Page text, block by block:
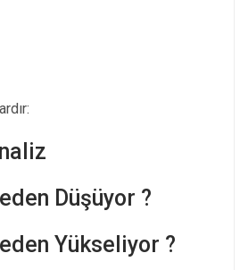
Düşüyor ?
Yükseliyor ?